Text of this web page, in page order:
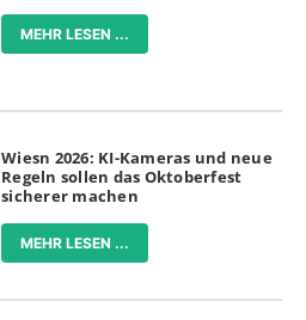
MEHR LESEN ...
Wiesn 2026: KI-Kameras und neue
Regeln sollen das Oktoberfest
sicherer machen
MEHR LESEN ...